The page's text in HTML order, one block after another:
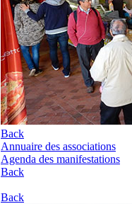
Back
Annuaire des associations
Agenda des manifestations
Back
Back